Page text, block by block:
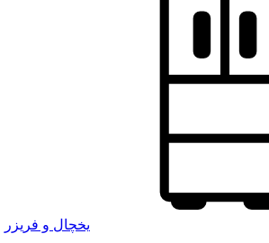
یخچال و فریزر